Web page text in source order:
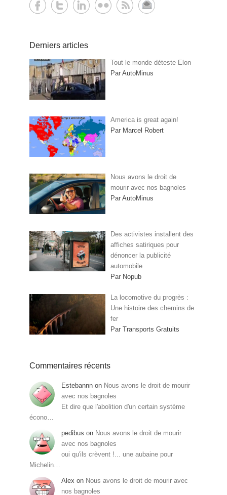
Derniers articles
Tout le monde déteste Elon
Par AutoMinus
America is great again!
Par Marcel Robert
Nous avons le droit de
mourir avec nos bagnoles
Par AutoMinus
Des activistes installent des
affiches satiriques pour
dénoncer la publicité
automobile
Par Nopub
La locomotive du progrès :
Une histoire des chemins de
fer
Par Transports Gratuits
Commentaires récents
Estebannn on Nous avons le droit de mourir
avec nos bagnoles
Et dire que l'abolition d'un certain système
écono…
pedibus on Nous avons le droit de mourir
avec nos bagnoles
oui qu'ils crèvent !... une aubaine pour
Michelin…
Alex on Nous avons le droit de mourir avec
nos bagnoles